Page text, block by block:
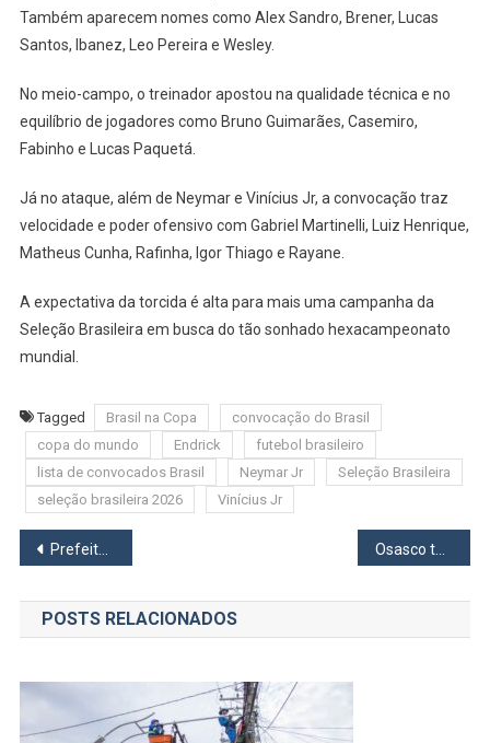
Também aparecem nomes como Alex Sandro, Brener, Lucas
Santos, Ibanez, Leo Pereira e Wesley.
No meio-campo, o treinador apostou na qualidade técnica e no
equilíbrio de jogadores como Bruno Guimarães, Casemiro,
Fabinho e Lucas Paquetá.
Já no ataque, além de Neymar e Vinícius Jr, a convocação traz
velocidade e poder ofensivo com Gabriel Martinelli, Luiz Henrique,
Matheus Cunha, Rafinha, Igor Thiago e Rayane.
A expectativa da torcida é alta para mais uma campanha da
Seleção Brasileira em busca do tão sonhado hexacampeonato
mundial.
Tagged Brasil na Copa
convocação do Brasil
copa do mundo
Endrick
futebol brasileiro
lista de convocados Brasil
Neymar Jr
Seleção Brasileira
seleção brasileira 2026
Vinícius Jr
Navegação
de
Post
Prefeito Teco lança programa Remédio em Casa em Itapevi
POSTS RELACIONADOS